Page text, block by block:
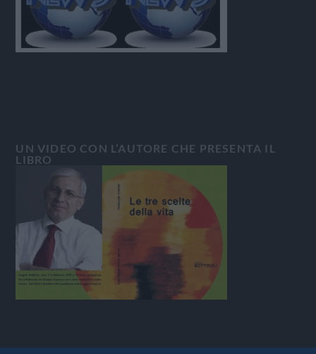
UN VIDEO CON L’AUTORE CHE PRESENTA IL
LIBRO